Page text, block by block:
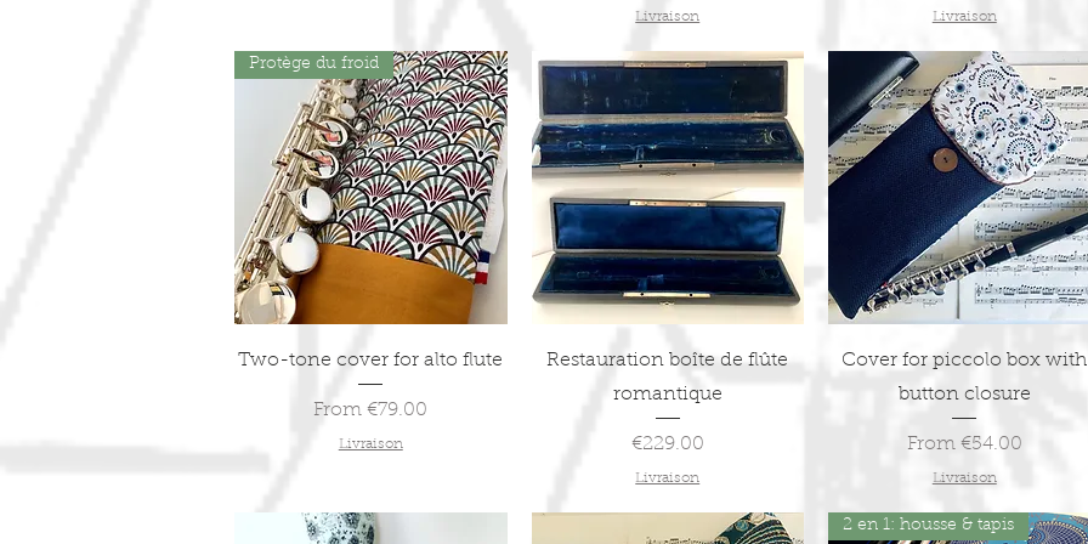
Livraison Livraison
Quick View
Protège du froid
Two-tone cover for alto flute
From€79.00
Sale Price
Livraison
Quick View
Restauration boîte de flûte
romantique
Price
€229.00
Livraison
Quick View
Cover for piccolo box with
button closure
From €54.00
Sale Price
Livraison
2 en 1: housse & tapis